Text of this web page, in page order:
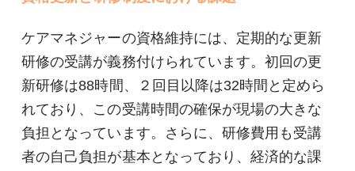
ケアマネジャーの資格維持には、定期的な更新
研修の受講が義務付けられています。初回の更
新研修は88時間、２回目以降は32時間と定めら
れており、この受講時間の確保が現場の大きな
負担となっています。さらに、研修費用も受講
者の自己負担が基本となっており、経済的な課